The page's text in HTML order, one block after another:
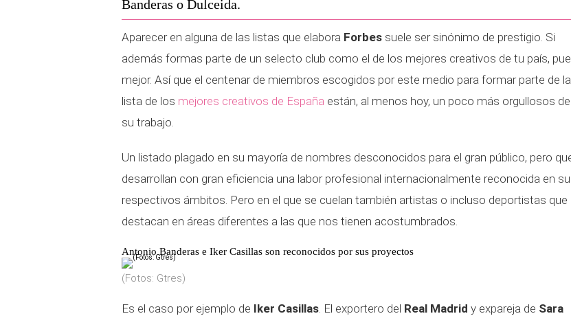
Banderas o Dulceida.
Aparecer en alguna de las listas que elabora Forbes suele ser sinónimo de prestigio. Si
además formas parte de un selecto club como el de los mejores creativos de tu país,
mejor. Así que el centenar de miembros escogidos por este medio para formar parte de la
lista de los mejores creativos de España están, al menos hoy, un poco más orgullosos de
su trabajo.
Un listado plagado en su mayoría de nombres desconocidos para el gran público, pero
desarrollan con gran eficiencia una labor profesional internacionalmente reconocida en
respectivos ámbitos. Pero en el que se cuelan también artistas o incluso deportistas que
destacan en áreas diferentes a las que nos tienen acostumbrados.
Antonio Banderas e Iker Casillas son reconocidos por sus proyectos
(Fotos: Gtres)
Es el caso por ejemplo de Iker Casillas. El exportero del Real Madrid y expareja de Sara